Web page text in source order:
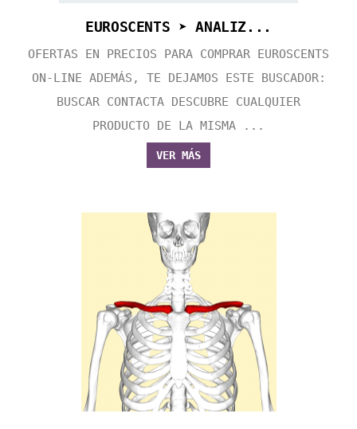
EUROSCENTS ➤ ANALIZ...
OFERTAS EN PRECIOS PARA COMPRAR EUROSCENTS
ON-LINE ADEMÁS, TE DEJAMOS ESTE BUSCADOR:
BUSCAR CONTACTA DESCUBRE CUALQUIER
PRODUCTO DE LA MISMA ...
VER MÁS